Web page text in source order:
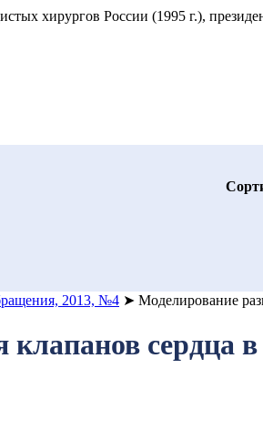
хирургов России (1995 г.),
2013, №4 ➤ Моделирование
сердца